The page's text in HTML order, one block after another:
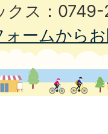
クス：
ォームから